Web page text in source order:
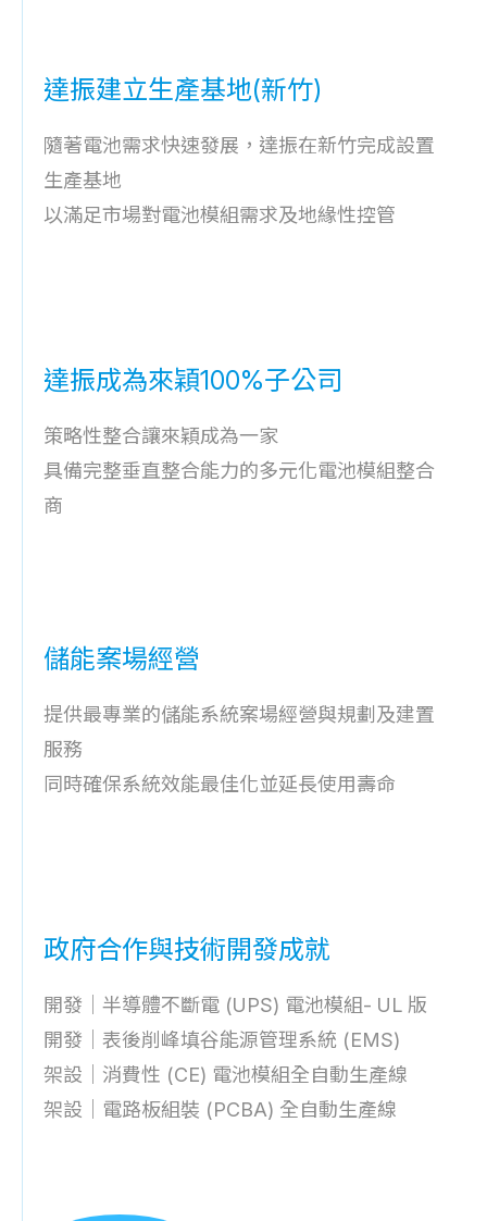
達振建立生產基地(新竹)
隨著電池需求快速發展，達振在新竹完成設置
生產基地
以滿足市場對電池模組需求及地緣性控管
達振成為來穎100%子公司
策略性整合讓來穎成為一家
具備完整垂直整合能力的多元化電池模組整合
商
儲能案場經營
提供最專業的儲能系統案場經營與規劃及建置
服務
同時確保系統效能最佳化並延長使用壽命
政府合作與技術開發成就
開發｜半導體不斷電 (UPS) 電池模組- UL 版
開發｜表後削峰填谷能源管理系統 (EMS)
架設｜消費性 (CE) 電池模組全自動生產線
架設｜電路板組裝 (PCBA) 全自動生產線